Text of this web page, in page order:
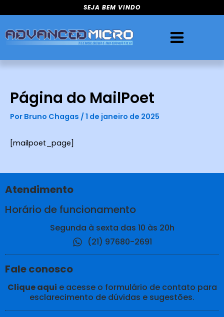
para
conteúdo
SEJA BEM VINDO
Página do MailPoet
Por Bruno Chagas / 1 de janeiro de 2025
[mailpoet_page]
Atendimento
Horário de funcionamento
Segunda à sexta das 10 às 20h
(21) 97680-2691
Fale conosco
Clique aqui e acesse o formulário de contato para
esclarecimento de dúvidas e sugestões.